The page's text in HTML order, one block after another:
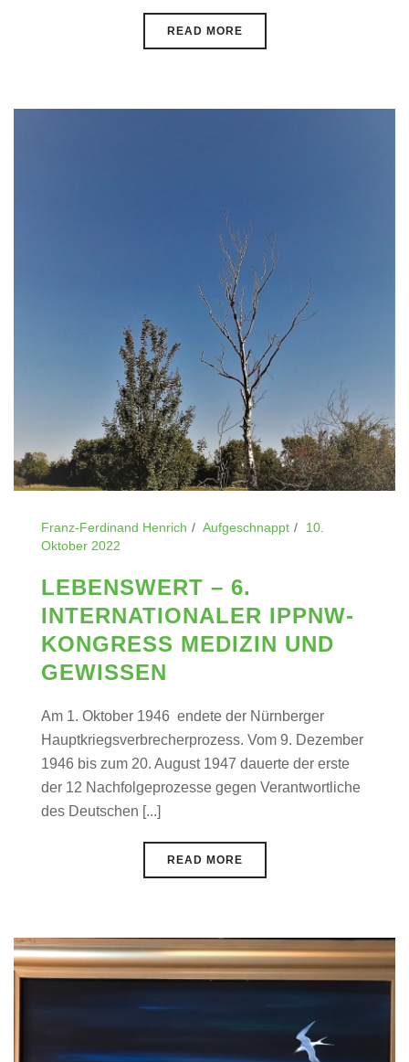
READ MORE
Franz-Ferdinand Henrich Aufgeschnappt
10.
Oktober 2022
LEBENSWERT – 6.
INTERNATIONALER IPPNW-
KONGRESS MEDIZIN UND
GEWISSEN
Am 1. Oktober 1946 endete der Nürnberger
Hauptkriegsverbrecherprozess. Vom 9. Dezember
1946 bis zum 20. August 1947 dauerte der erste
der 12 Nachfolgeprozesse gegen Verantwortliche
des Deutschen [...]
READ MORE